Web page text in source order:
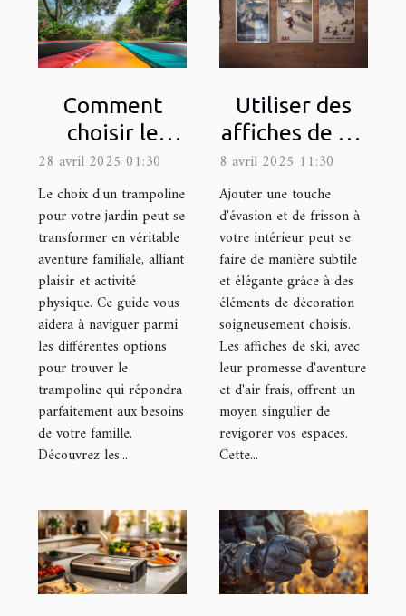
Comment
choisir le
trampoline
idéal pour
votre jardin
28 avril 2025 01:30
Le choix d'un trampoline
pour votre jardin peut se
transformer en véritable
aventure familiale, alliant
plaisir et activité
physique. Ce guide vous
aidera à naviguer parmi
les différentes options
pour trouver le
trampoline qui répondra
parfaitement aux besoins
de votre famille.
Découvrez les...
Utiliser des
affiches de ski
pour ajouter
une touche
d'aventure à
votre déco
8 avril 2025 11:30
Ajouter une touche
d'évasion et de frisson à
votre intérieur peut se
faire de manière subtile
et élégante grâce à des
éléments de décoration
soigneusement choisis.
Les affiches de ski, avec
leur promesse d'aventure
et d'air frais, offrent un
moyen singulier de
revigorer vos espaces.
Cette...